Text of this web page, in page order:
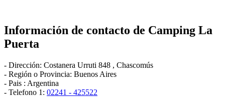
Información de contacto de Camping La
Puerta
- Dirección: Costanera Urruti 848 , Chascomús
- Región o Provincia: Buenos Aires
- Pais : Argentina
- Telefono 1: 02241 - 425522